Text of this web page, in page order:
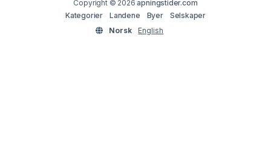
Copyright © 2026apningstider.com
Kategorier
Landene Byer
Selskaper
Norsk
English